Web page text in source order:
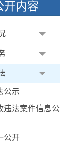
开内容
公示
违法案件信息公
公开